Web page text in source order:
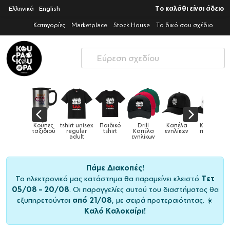
Ελληνικά English Το καλάθι είναι άδειο
Κατηγορίες Marketplace Stock House Το δικό σου σχέδιο
Κούπες
ταξιδιού
tshirt unisex
regular
adult
Παιδικό
tshirt
Drill
Καπέλα
ενηλίκων
Καπέλα
ενηλίκων
Καπέλα
παιδικά
Πάμε Διακοπές!
Το ηλεκτρονικό μας κατάστημα θα παραμείνει κλειστό Τετ
05/08 – 20/08. Οι παραγγελίες αυτού του διαστήματος θα
εξυπηρετούνται από 21/08, με σειρά προτεραιότητας. ☀️
Καλό Καλοκαίρι!